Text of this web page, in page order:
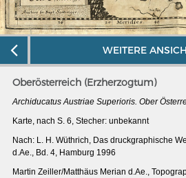
MERIANS DEUTSCHLAND 1642 - 1654
WEITERE
Oberösterreich (Erzherzogtum)
Archiducatus Austriae Superioris. Ober
Karte, nach S. 6, Stecher: unbekannt
Nach: L. H. Wüthrich, Das druckgraphische
d.Ae., Bd. 4, Hamburg 1996
Martin Zeiller/Matthäus Merian d.Ae.,